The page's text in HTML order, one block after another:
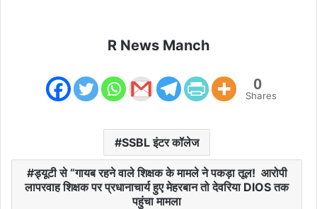
R News Manch
0
Shares
SSBL इंटर कॉलेज
ड्यूटी से “गायब रहने वाले शिक्षक के मामले ने पकड़ा तूल! आरोपी
लापरवाह शिक्षक पर प्रधानाचार्य हुए मेहरबान तो देवरिया DIOS तक
पहुंचा मामला